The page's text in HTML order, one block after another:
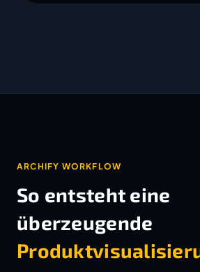
ARCHIFY WORKFLOW
So entsteht eine
überzeugende